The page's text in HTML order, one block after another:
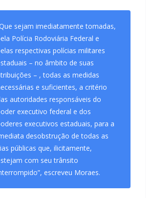
sejam imediatamente tomadas,
Polícia Rodoviária Federal e
respectivas polícias militares
– no âmbito de suas
– , todas as medidas
e suficientes, a critério
autoridades responsáveis do
executivo federal e dos
executivos estaduais, para a
desobstrução de todas as
públicas que, ilicitamente,
com seu trânsito
escreveu Moraes.